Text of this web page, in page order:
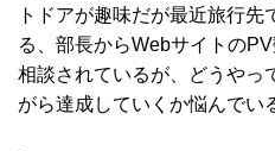
トドアが趣味だが最近旅行
る、部長からWebサイトの
相談されているが、どうやっ
がら達成していくか悩んでい